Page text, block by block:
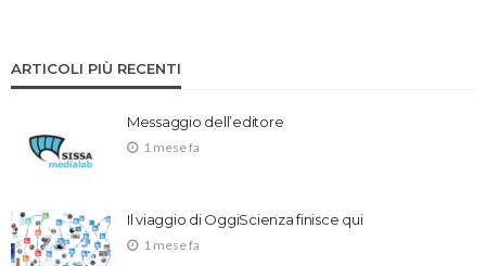
ARTICOLI PIÙ RECENTI
Messaggio dell’editore
1 mese fa
Il viaggio di OggiScienza finisce qui
1 mese fa